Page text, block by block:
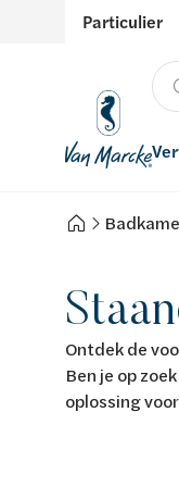
Particulier
Advies
Smart
Ontdek de
Ben je op
oplossing